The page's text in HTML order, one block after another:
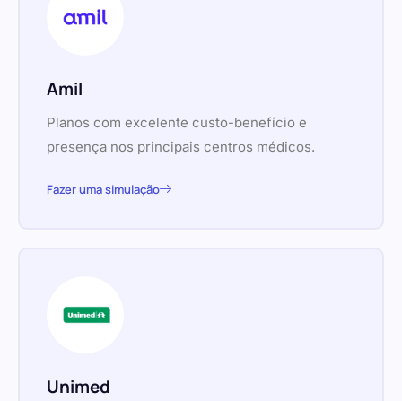
Amil
Planos com excelente custo-benefício e
presença nos principais centros médicos.
Fazer uma simulação
Unimed